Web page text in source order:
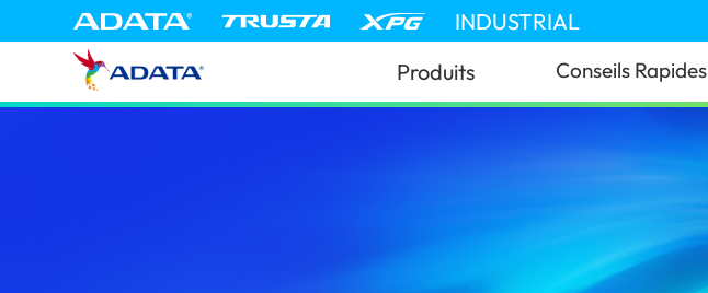
INDUSTRIAL
Produits Conseils Rapides